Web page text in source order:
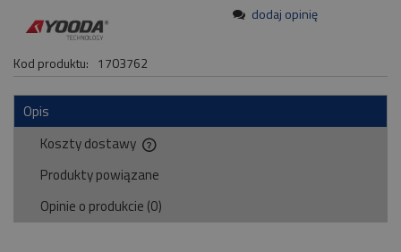
Kod produktu: 1703762
dodaj opinię
Opis
Koszty dostawy
Cena nie zawiera ewentualnych kosztów płatności
Produkty powiązane
Opinie o produkcie (0)